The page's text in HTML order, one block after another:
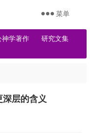
神学著作
研究文集
菜单
深层的含义